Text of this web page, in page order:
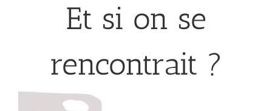
Et si on se
rencontrait ?